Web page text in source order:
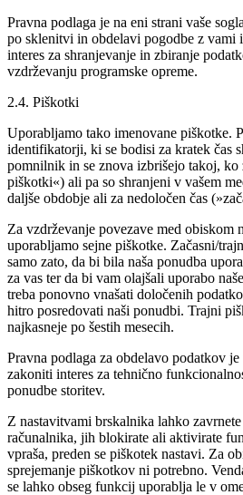
Pravna podlaga je na eni strani vaše
po sklenitvi in ​​obdelavi pogodbe z vami
interes za shranjevanje in zbiranje
vzdrževanju programske opreme.
2.4. Piškotki
Uporabljamo tako imenovane piškotke.
identifikatorji, ki se bodisi za kratek čas
pomnilnik in se znova izbrišejo takoj, ko
piškotki«) ali pa so shranjeni v vašem
daljše obdobje ali za nedoločen čas
Za vzdrževanje povezave med obiskom
uporabljamo sejne piškotke. Začasni/
samo zato, da bi bila naša ponudba
za vas ter da bi vam olajšali uporabo
treba ponovno vnašati določenih
hitro posredovati naši ponudbi. Trajni
najkasneje po šestih mesecih.
Pravna podlaga za obdelavo podatkov je
zakoniti interes za tehnično
ponudbe storitev.
Z nastavitvami brskalnika lahko
računalnika, jih blokirate ali aktivirate
vpraša, preden se piškotek nastavi. Za
sprejemanje piškotkov ni potrebno.
se lahko obseg funkcij uporablja le v